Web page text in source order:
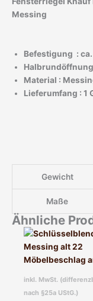
Messing
Befestigung : ca.
Halbrundöffnung
Material :
Lieferumfang : 1
Gewicht
Maße
Ähnliche
inkl. MwSt.
nach §25a UStG.)